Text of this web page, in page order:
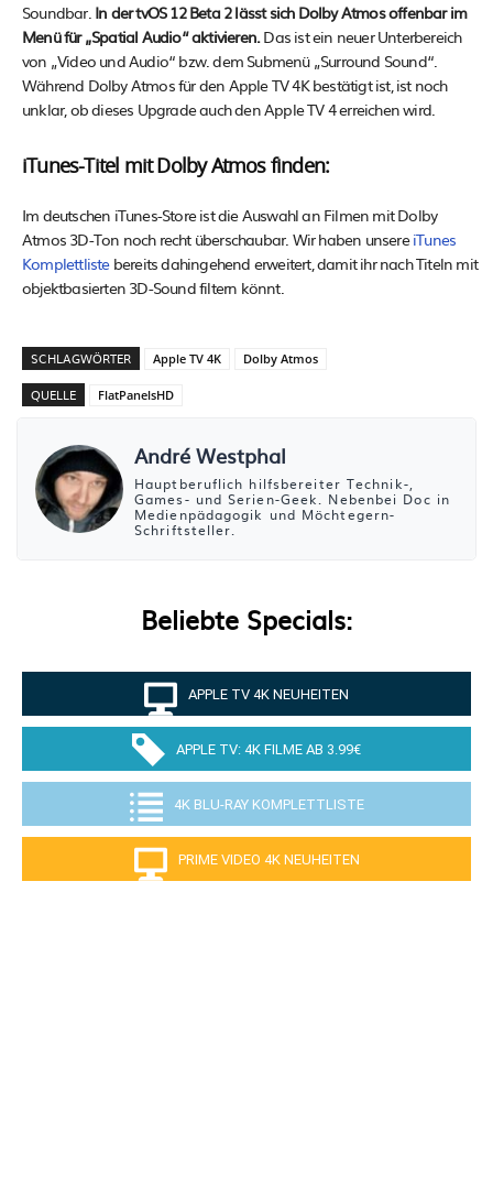
Soundbar. In der tvOS 12 Beta 2 lässt sich Dolby Atmos offenbar im
Menü für „Spatial Audio“ aktivieren.Das ist ein neuer Unterbereich
von „Video und Audio“ bzw. dem Submenü „Surround Sound“.
Während Dolby Atmos für den Apple TV 4K bestätigt ist, ist noch
unklar, ob dieses Upgrade auch den Apple TV 4 erreichen wird.
iTunes-Titel mit Dolby Atmos finden:
Im deutschen iTunes-Store ist die Auswahl an Filmen mit Dolby
Atmos 3D-Ton noch recht überschaubar. Wir haben unsereiTunes
Komplettlistebereits dahingehend erweitert, damit ihr nach Titeln mit
objektbasierten 3D-Sound filtern könnt.
SCHLAGWÖRTER Apple TV 4K Dolby Atmos
QUELLE FlatPanelsHD
André Westphal
Hauptberuflich hilfsbereiter Technik-,
Games- und Serien-Geek. Nebenbei Doc in
Medienpädagogik und Möchtegern-
Schriftsteller.
Beliebte Specials:
APPLE TV 4K NEUHEITEN
APPLE TV: 4K FILME AB 3.99€
4K BLU-RAY KOMPLETTLISTE
PRIME VIDEO 4K NEUHEITEN